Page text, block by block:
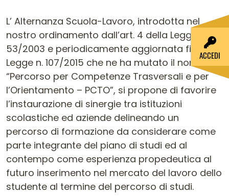
L’ Alternanza Scuola-Lavoro, introdotta nel
nostro ordinamento dall’art. 4 della Legge n.
53/2003 e periodicamente aggiornata fino alla
Legge n. 107/2015 che ne ha mutato il nome in
“Percorso per Competenze Trasversali e per
l’Orientamento – PCTO”, si propone di favorire
l’instaurazione di sinergie tra istituzioni
scolastiche ed aziende delineando un
percorso di formazione da considerare come
parte integrante del piano di studi ed al
contempo come esperienza propedeutica al
futuro inserimento nel mercato del lavoro dello
studente al termine del percorso di studi.
ACCEDI